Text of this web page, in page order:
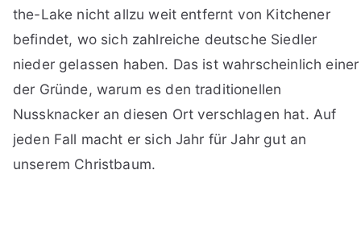
the-Lake nicht allzu weit entfernt von Kitchener
befindet, wo sich zahlreiche deutsche Siedler
nieder gelassen haben. Das ist wahrscheinlich einer
der Gründe, warum es den traditionellen
Nussknacker an diesen Ort verschlagen hat. Auf
jeden Fall macht er sich Jahr für Jahr gut an
unserem Christbaum.